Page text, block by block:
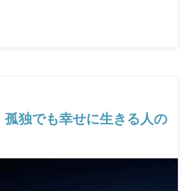
孤独でも幸せに生きる人の